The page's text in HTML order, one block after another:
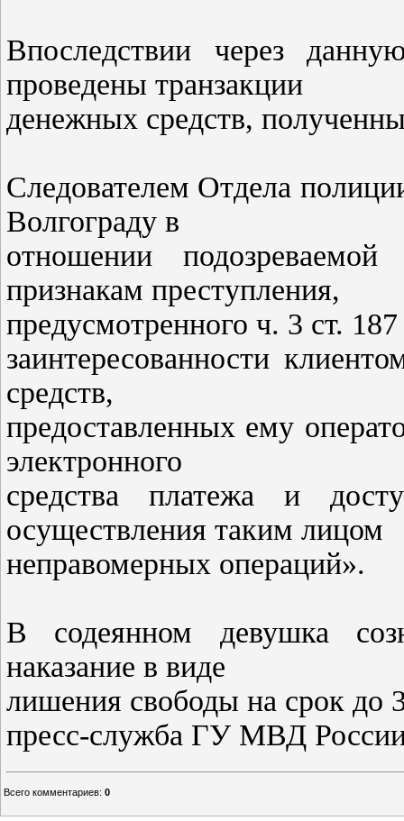
Впоследствии через
проведены транзакции
денежных средств,
Следователем Отдела
Волгограду в
отношении
признакам преступления,
предусмотренного ч. 3 ст.
заинтересованности
средств,
предоставленных ему
электронного
средства платежа и
осуществления таким лицом
неправомерных операций».
В содеянном девушка
наказание в виде
лишения свободы на срок до
пресс-служба ГУ МВД России
Всего комментариев: 0